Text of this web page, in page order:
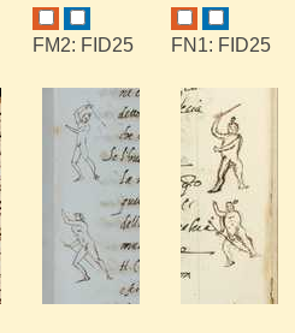
FM2: FID25 FN1: FID25